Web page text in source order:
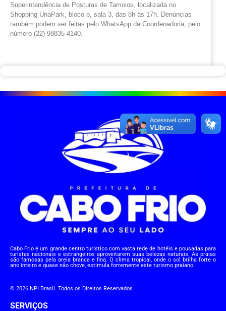
Superintendência de Posturas de Tamoios, localizada no
Shopping UnaPark, bloco b, sala 3, das 8h às 17h. Denúncias
também podem ser feitas pelo WhatsApp da Coordenadoria, pelo
número (22) 98835-4140.
Cabo Frio é um grande centro turístico com vasta rede de hotéis e pousadas para
turistas nacionais e estrangeiros aproveitarem suas belezas naturais. As praias
são famosas pela areia branca e fina. O clima tropical, onde o sol brilha forte o
ano inteiro e quase não chove, estimula fortemente este turismo praiano.
© 2026 NPI Brasil. Todos os Direitos Reservados.
SERVIÇOS